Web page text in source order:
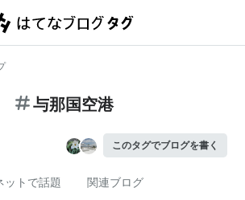
与那国空港
このタグでブログを書く
ットで話題 関連ブログ